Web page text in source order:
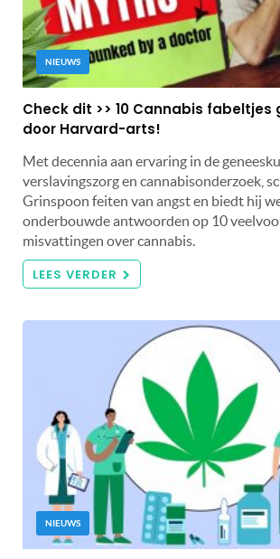
NIEUWS
Check dit >> 10 Cannabis fabeltjes
door Harvard-arts!
Met decennia aan ervaring in de
verslavingszorg en cannabisonderzoek,
Grinspoon feiten van angst en biedt hij
onderbouwde antwoorden op 10
misvattingen over cannabis.
LEES VERDER
NIEUWS